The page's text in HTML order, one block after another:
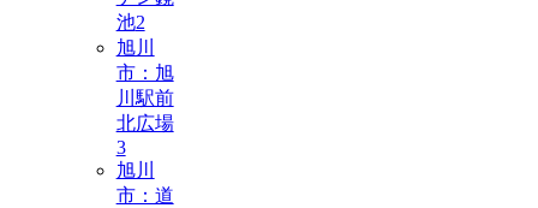
池2
旭川
市：旭
川駅前
北広場
3
旭川
市：道